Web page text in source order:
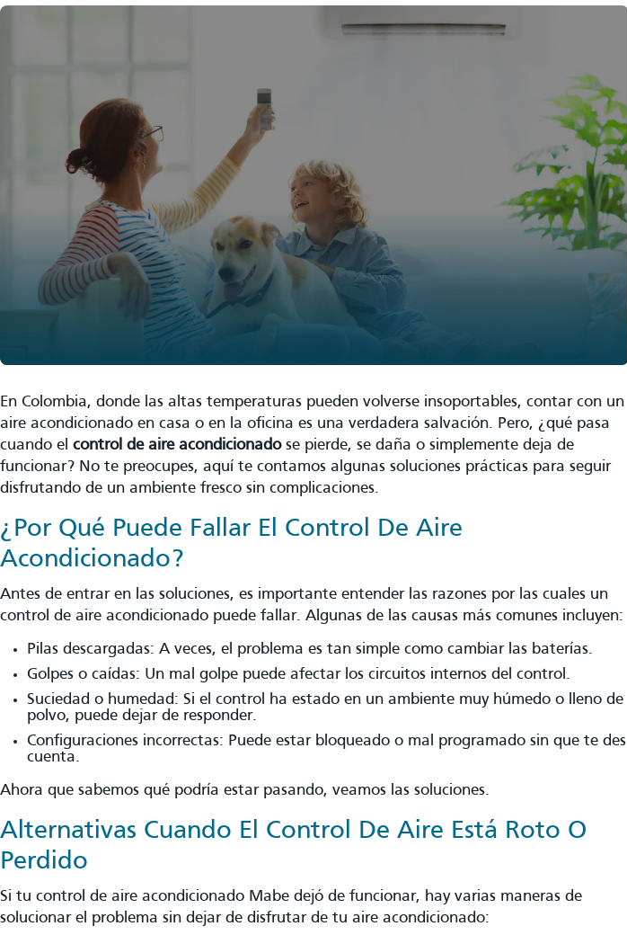
En Colombia, donde las altas temperaturas pueden volverse insoportables, contar con un
aire acondicionado en casa o en la oficina es una verdadera salvación. Pero, ¿qué pasa
cuando el control de aire acondicionadose pierde, se daña o simplemente deja de
funcionar? No te preocupes, aquí te contamos algunas soluciones prácticas para seguir
disfrutando de un ambiente fresco sin complicaciones.
¿Por Qué Puede Fallar El Control De Aire
Acondicionado?
Antes de entrar en las soluciones, es importante entender las razones por las cuales un
control de aire acondicionado puede fallar. Algunas de las causas más comunes incluyen:
Pilas descargadas: A veces, el problema es tan simple como cambiar las baterías.
Golpes o caídas: Un mal golpe puede afectar los circuitos internos del control.
Suciedad o humedad: Si el control ha estado en un ambiente muy húmedo o lleno de
polvo, puede dejar de responder.
Configuraciones incorrectas: Puede estar bloqueado o mal programado sin que te des
cuenta.
Ahora que sabemos qué podría estar pasando, veamos las soluciones.
Alternativas Cuando El Control De Aire Está Roto O
Perdido
Si tu control de aire acondicionado Mabe dejó de funcionar, hay varias maneras de
solucionar el problema sin dejar de disfrutar de tu aire acondicionado: